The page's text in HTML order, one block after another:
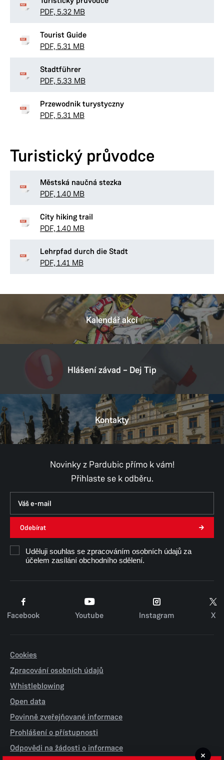
PDF, 5.32 MB
Tourist Guide
PDF, 5.31 MB
Stadtführer
PDF, 5.33 MB
Przewodnik turystyczny
PDF, 5.31 MB
Turistický průvodce
Městská naučná stezka
PDF, 1.40 MB
City hiking trail
PDF, 1.40 MB
Lehrpfad durch die Stadt
PDF, 1.41 MB
Kalendář akcí
Hlášení závad – Dej Tip
Kontakty
Novinky z Pardubic přímo k vám!
Přihlaste se k odběru.
Odebírat
Uděluji souhlas se zpracováním osobních údajů za
účelem zasílání obchodního sdělení.
Facebook Youtube Instagram X
Cookies
Zpracování osobních údajů
Whistleblowing
Open data
Povinně zveřejňované informace
Prohlášení o přístupnosti
Odpovědi na žádosti o informace